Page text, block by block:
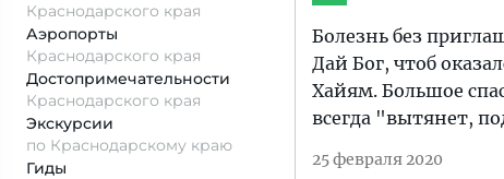
Краснодарского края
Аэропорты
Краснодарского края
Достопримеча­тельности
Краснодарского края
Экскурсии
по Краснодарскому краю
Гиды
Болезнь без
Дай Бог, чтоб
Хайям. Большое
всегда "вытянет,
25 февраля 2020